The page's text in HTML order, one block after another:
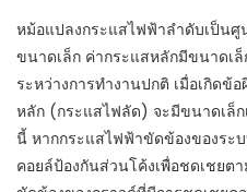
หม้อแปลงกระแสไฟฟ้าลำดับเป็น
ขนาดเล็ก ค่ากระแสหลักมีขนาดเ
ระหว่างการทำงานปกติ เมื่อเกิดข้
หลัก (กระแสไฟลัด) จะมีขนาดเล็ก
นี้ หากกระแสไฟฟ้าขัดข้องของระ
คอยล์ป้องกันส่วนโค้งเพื่อชดเชย